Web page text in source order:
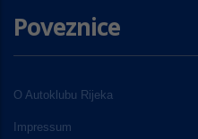
Poveznice
O Autoklubu Rijeka
Impressum